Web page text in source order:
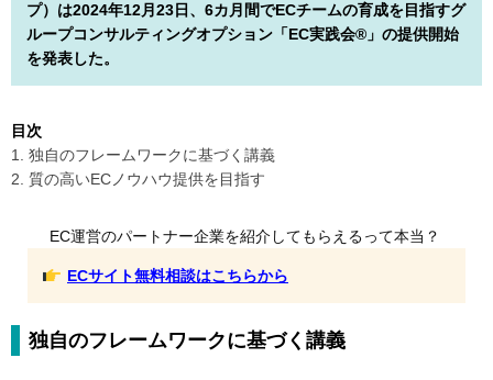
プ）は2024年12月23日、6カ月間でECチームの育成を目指すグ
ループコンサルティングオプション「EC実践会®」の提供開始
を発表した。
目次
1. 独自のフレームワークに基づく講義
2. 質の高いECノウハウ提供を目指す
EC運営のパートナー企業を紹介してもらえるって本当？
ECサイト無料相談はこちらから
独自のフレームワークに基づく講義